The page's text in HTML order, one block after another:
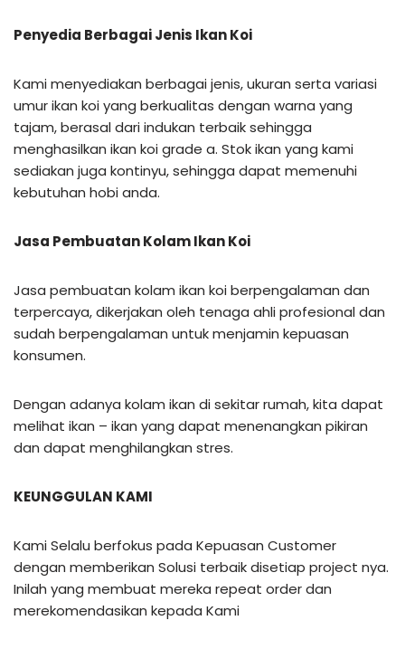
Penyedia Berbagai Jenis Ikan Koi
Kami menyediakan berbagai jenis, ukuran serta variasi
umur ikan koi yang berkualitas dengan warna yang
tajam, berasal dari indukan terbaik sehingga
menghasilkan ikan koi grade a. Stok ikan yang kami
sediakan juga kontinyu, sehingga dapat memenuhi
kebutuhan hobi anda.
Jasa Pembuatan Kolam Ikan Koi
Jasa pembuatan kolam ikan koi berpengalaman dan
terpercaya, dikerjakan oleh tenaga ahli profesional dan
sudah berpengalaman untuk menjamin kepuasan
konsumen.
Dengan adanya kolam ikan di sekitar rumah, kita dapat
melihat ikan – ikan yang dapat menenangkan pikiran
dan dapat menghilangkan stres.
KEUNGGULAN KAMI
Kami Selalu berfokus pada Kepuasan Customer
dengan memberikan Solusi terbaik disetiap project nya.
Inilah yang membuat mereka repeat order dan
merekomendasikan kepada Kami